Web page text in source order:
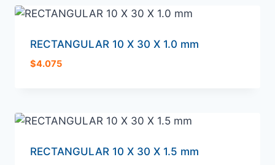
RECTANGULAR 10 X 30 X 1.0 mm
$4.075
RECTANGULAR 10 X 30 X 1.5 mm